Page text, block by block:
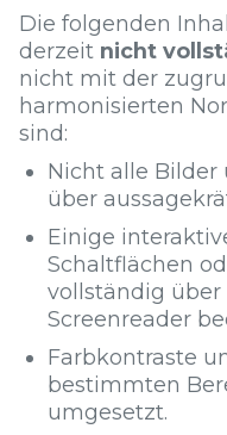
Die folgenden
derzeit nicht
nicht mit der
harmonisierten
sind:
Nicht alle Bilder
über
Einige
Schaltflächen
vollständig über
Screenreader
Farbkontraste
bestimmten
umgesetzt.